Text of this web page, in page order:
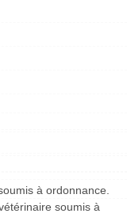
à ordonnance.
soumis à